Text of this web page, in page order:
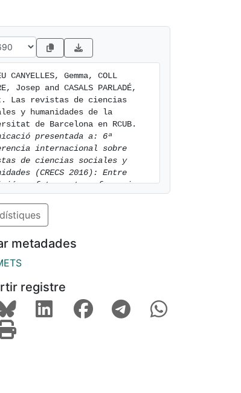
CANYELLES, Gemma, COLL
Josep and CASALS PARLADÉ,
Las revistas de ciencias
y humanidades de la
presentada a: 6ª
internacional sobre
de ciencias sociales y
(CRECS 2016): Entre
y futuro: transformaciones
y certificación de la
Universitat de Barcelona.
of 2026]. Available at:
hdl.handle.net/2445/98365
metadades
registre